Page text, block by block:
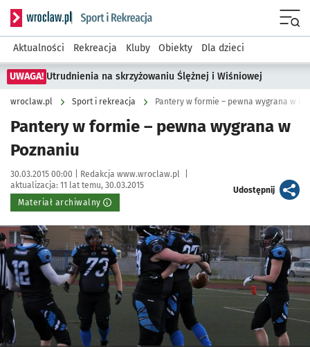
Serwis informacyjny wroclaw.pl podserwis: Sport i rekreacja
Aktualności Rekreacja Kluby Obiekty Dla dzieci
UWAGA! Utrudnienia na skrzyżowaniu Ślężnej i Wiśniowej
wroclaw.pl Sport i rekreacja Pantery w formie – pewna wygrana w
Pantery w formie – pewna wygrana w
Poznaniu
Data publikacji:
30.03.2015 00:00 | Autor:
Redakcja www.wroclaw.pl
aktualizacja: 11 lat temu, 30.03.2015
Materiał archiwalny
Udostępnijartykuł
Kliknij, aby powiększyć